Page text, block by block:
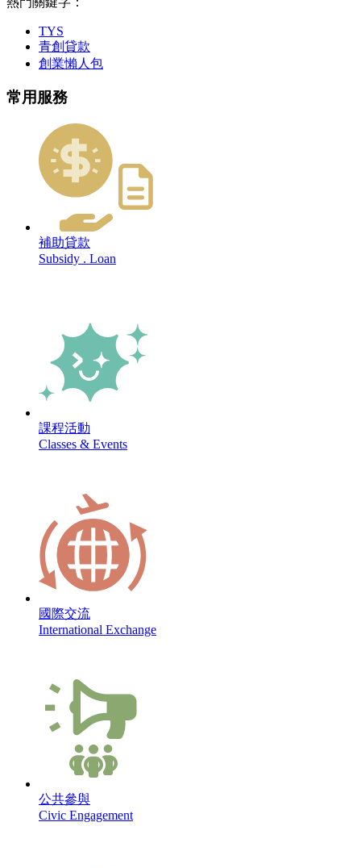
TYS
青創貸款
創業懶人包
常用服務
補助貸款
Subsidy . Loan
課程活動
Classes & Events
國際交流
International Exchange
公共參與
Civic Engagement